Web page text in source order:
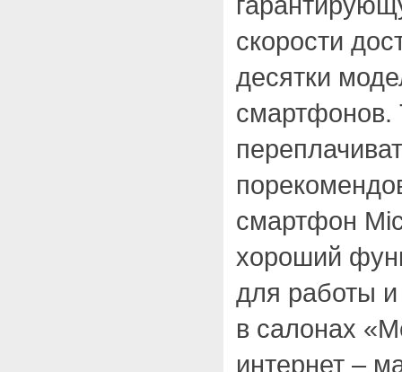
скорости
десятки
смартфонов.
смартфон
хороший
для работы
в салонах
интернет –